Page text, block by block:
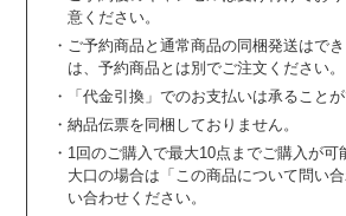
意ください。
・ご予約商品と通常商品の同梱発送はで
は、予約商品とは別でご注文ください。
・「代金引換」でのお支払いは承ることが
・納品伝票を同梱しておりません。
・1回のご購入で最大10点までご購入が
大口の場合は「この商品について問い
い合わせください。